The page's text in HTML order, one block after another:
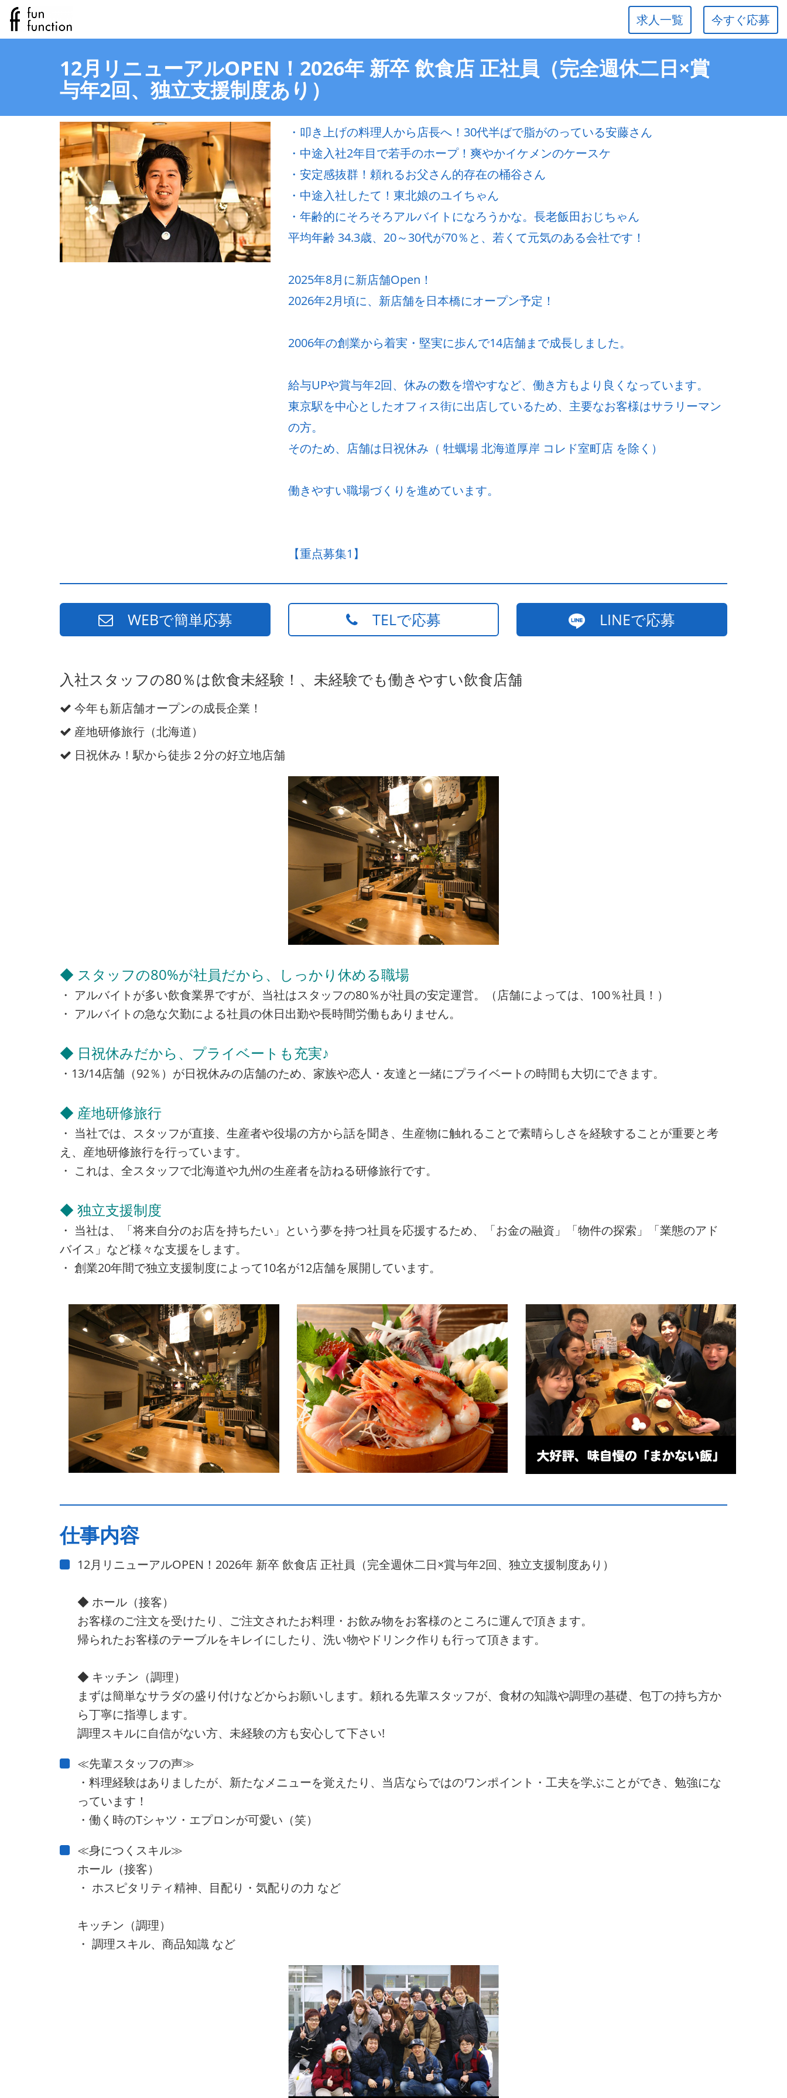
今すぐ応募
求人一覧
12月リニューアルOPEN！2026年 新卒 飲食店 正社員（完全週休二日×賞
与年2回、独立支援制度あり）
・叩き上げの料理人から店長へ！30代半ばで脂がのっている安藤さん
・中途入社2年目で若手のホープ！爽やかイケメンのケースケ
・安定感抜群！頼れるお父さん的存在の桶谷さん
・中途入社したて！東北娘のユイちゃん
・年齢的にそろそろアルバイトになろうかな。長老飯田おじちゃん
平均年齢 34.3歳、20～30代が70％と、若くて元気のある会社です！
2025年8月に新店舗Open！
2026年2月頃に、新店舗を日本橋にオープン予定！
2006年の創業から着実・堅実に歩んで14店舗まで成長しました。
給与UPや賞与年2回、休みの数を増やすなど、働き方もより良くなっています。
東京駅を中心としたオフィス街に出店しているため、主要なお客様はサラリーマン
の方。
そのため、店舗は日祝休み（ 牡蠣場 北海道厚岸 コレド室町店 を除く）
働きやすい職場づくりを進めています。
【重点募集1】
WEBで簡単応募 TELで応募 LINEで応募
入社スタッフの80％は飲食未経験！、未経験でも働きやすい飲食店舗
今年も新店舗オープンの成長企業！
産地研修旅行（北海道）
日祝休み！駅から徒歩２分の好立地店舗
◆ スタッフの80%が社員だから、しっかり休める職場
・ アルバイトが多い飲食業界ですが、当社はスタッフの80％が社員の安定運営。（店舗によっては、100％社員！）
・ アルバイトの急な欠勤による社員の休日出勤や長時間労働もありません。
◆ 日祝休みだから、プライベートも充実♪
・13/14店舗（92％）が日祝休みの店舗のため、家族や恋人・友達と一緒にプライベートの時間も大切にできます。
◆ 産地研修旅行
・ 当社では、スタッフが直接、生産者や役場の方から話を聞き、生産物に触れることで素晴らしさを経験することが重要と考
え、産地研修旅行を行っています。
・ これは、全スタッフで北海道や九州の生産者を訪ねる研修旅行です。
◆ 独立支援制度
・ 当社は、「将来自分のお店を持ちたい」という夢を持つ社員を応援するため、「お金の融資」「物件の探索」「業態のアド
バイス」など様々な支援をします。
・ 創業20年間で独立支援制度によって10名が12店舗を展開しています。
仕事内容
12月リニューアルOPEN！2026年 新卒 飲食店 正社員（完全週休二日×賞与年2回、独立支援制度あり）
◆ ホール（接客）
お客様のご注文を受けたり、ご注文されたお料理・お飲み物をお客様のところに運んで頂きます。
帰られたお客様のテーブルをキレイにしたり、洗い物やドリンク作りも行って頂きます。
◆ キッチン（調理）
まずは簡単なサラダの盛り付けなどからお願いします。頼れる先輩スタッフが、食材の知識や調理の基礎、包丁の持ち方か
ら丁寧に指導します。
調理スキルに自信がない方、未経験の方も安心して下さい!
≪先輩スタッフの声≫
・料理経験はありましたが、新たなメニューを覚えたり、当店ならではのワンポイント・工夫を学ぶことができ、勉強にな
っています！
・働く時のTシャツ・エプロンが可愛い（笑）
≪身につくスキル≫
ホール（接客）
・ ホスピタリティ精神、目配り・気配りの力 など
キッチン（調理）
・ 調理スキル、商品知識 など